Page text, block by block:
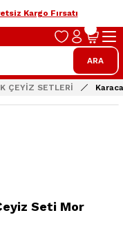
Kargo Fırsatı
ARA
ÇEYİZ SETLERİ
Seti Mor